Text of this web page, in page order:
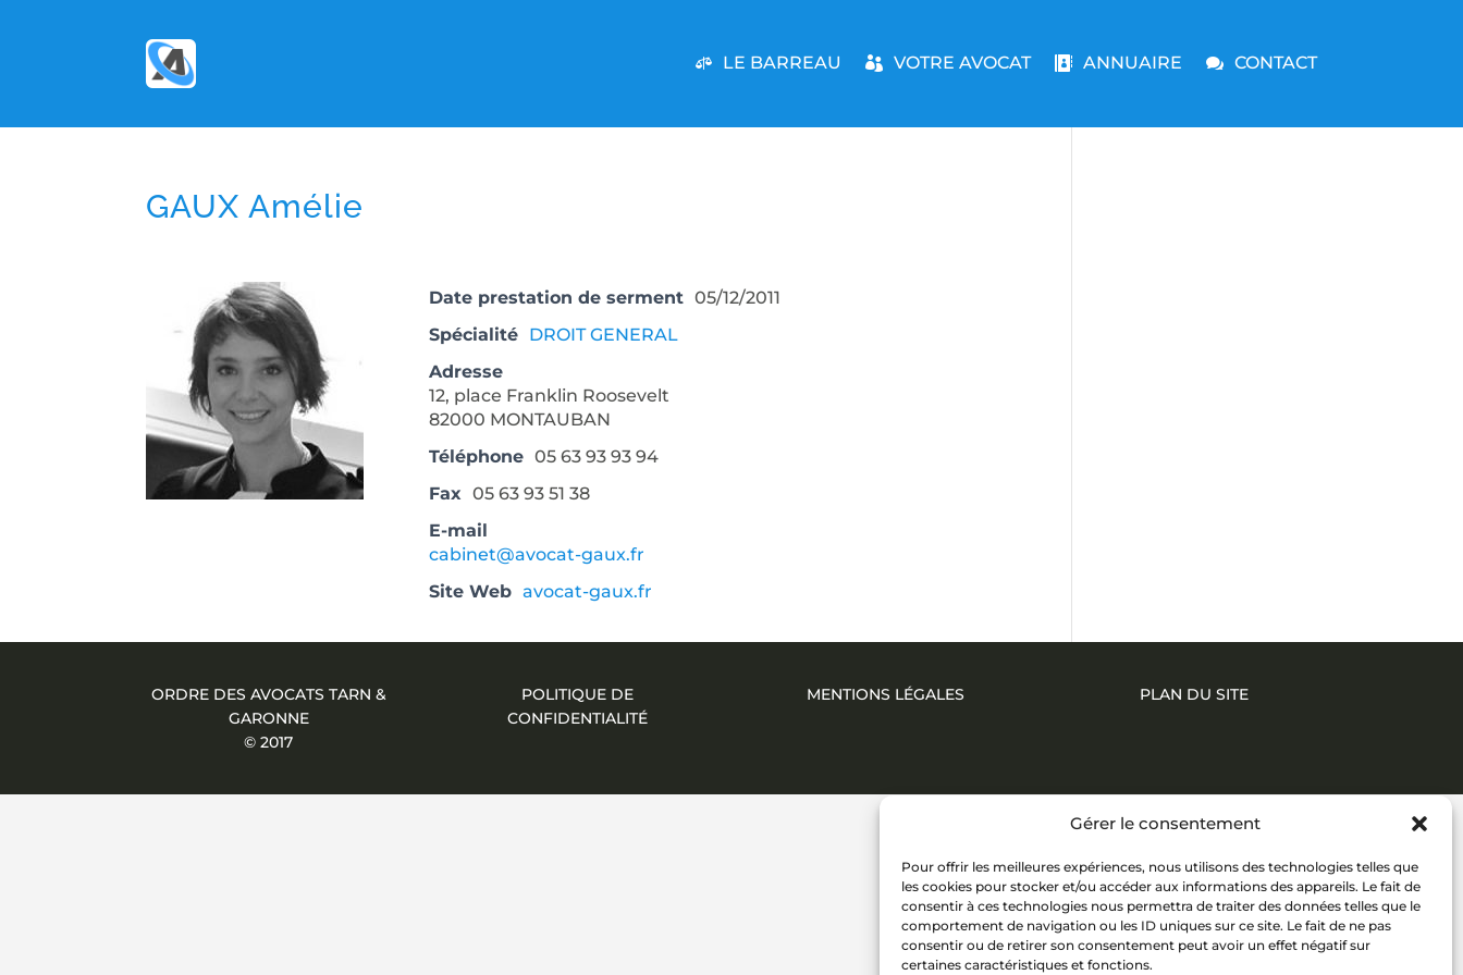
Gérer le consentement
Pour offrir les meilleures expériences, nous utilisons des technologies telles que
les cookies pour stocker et/ou accéder aux informations des appareils. Le fait de
consentir à ces technologies nous permettra de traiter des données telles que le
comportement de navigation ou les ID uniques sur ce site. Le fait de ne pas
consentir ou de retirer son consentement peut avoir un effet négatif sur
certaines caractéristiques et fonctions.
LE BARREAU VOTRE AVOCAT ANNUAIRE CONTACT
GAUX Amélie
Date prestation de serment 05/12/2011
Spécialité DROIT GENERAL
Adresse
12, place Franklin Roosevelt
82000 MONTAUBAN
Téléphone 05 63 93 93 94
Fax 05 63 93 51 38
E-mail
cabinet@avocat-gaux.fr
Site Web avocat-gaux.fr
ORDRE DES AVOCATS TARN &
GARONNE
© 2017
POLITIQUE DE
CONFIDENTIALITÉ
MENTIONS LÉGALES PLAN DU SITE